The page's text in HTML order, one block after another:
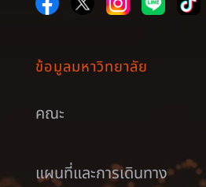
ข้อมูลมหาวิทยาลัย
คณะ
แผนที่และการเดินทาง